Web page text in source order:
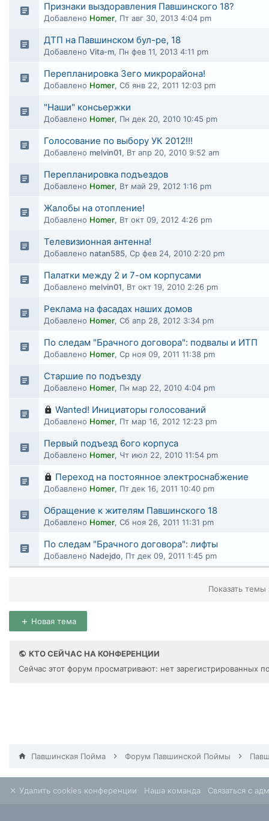
Признаки выздоравления Павшинского 18?
Добавлено Homer, Пт авг 30, 2013 4:04 pm
ДТП на Павшинском бул-ре, 18
Добавлено Vita-m, Пн фев 11, 2013 4:11 pm
Перепланировка 3его микрорайона!
Добавлено Homer, Сб янв 22, 2011 12:03 pm
"Наши" консьержки
Добавлено Homer, Пн дек 20, 2010 10:45 pm
Голосование по выбору УК 2012!!!
Добавлено melvin01, Вт апр 20, 2010 9:52 am
Перепланировка подъездов
Добавлено Homer, Вт май 29, 2012 1:16 pm
Жалобы на отопление!
Добавлено Homer, Вт окт 09, 2012 4:26 pm
Телевизионная антенна!
Добавлено natan585, Ср фев 24, 2010 2:20 pm
Палатки между 2 и 7-ом корпусами
Добавлено melvin01, Вт окт 19, 2010 2:26 pm
Реклама на фасадах наших домов
Добавлено Homer, Сб апр 28, 2012 3:34 pm
По следам "Брачного договора": подвалы и ИТП
Добавлено Homer, Ср ноя 09, 2011 11:38 pm
Старшие по подъезду
Добавлено Homer, Пн мар 22, 2010 4:04 pm
Wanted! Инициаторы голосований
Добавлено Homer, Пт мар 16, 2012 12:23 pm
Первый подъезд 6ого корпуса
Добавлено Homer, Чт июл 22, 2010 11:54 pm
Переход на постоянное электроснабжение
Добавлено Homer, Пт дек 16, 2011 10:40 pm
Обращение к жителям Павшинского 18
Добавлено Homer, Сб ноя 26, 2011 11:31 pm
По следам "Брачного договора": лифты
Добавлено Nadejdo, Пт дек 09, 2011 1:45 pm
Показать темы
Новая тема
КТО СЕЙЧАС НА КОНФЕРЕНЦИИ
Сейчас этот форум просматривают: нет зарегистрированных
Павшинская Пойма Форум Павшинской Поймы
Удалить cookies конференции Наша команда Связаться с